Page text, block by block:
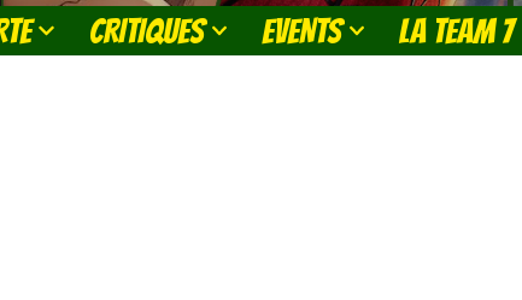
CRITIQUES EVENTS LA TEAM 7